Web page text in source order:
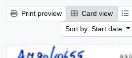
Print preview Card view
Sort by: Start date